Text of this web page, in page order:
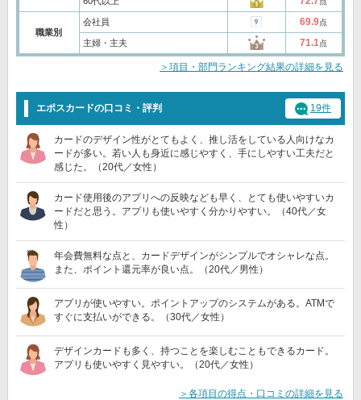
職業別
会社員 69.9点
主婦・主夫 71.1点
＞項目・部門ランキング結果の詳細を見る
エポスカードの口コミ・評判 19件
カードのデザイン性がとてもよく、推し活をしている人向けなカ
ードが多い。若い人も身近に感じやすく、手にしやすい工夫だと
感じた。（20代／女性）
カード使用後のアプリへの反映なども早く、とても使いやすいカ
ードだと思う。アプリも使いやすく分かりやすい。（40代／女
性）
年会費無料な点と、カードデザインがシンプルでオシャレな点。
また、ポイント還元率が良い点。（20代／男性）
アプリが使いやすい。ポイントアップのシステムがある。ATMで
すぐに支払いができる。（30代／女性）
デザインカードも多く、持つことを楽しむこともできるカード。
アプリも使いやすく見やすい。（20代／女性）
＞各項目の得点・口コミの詳細を見る